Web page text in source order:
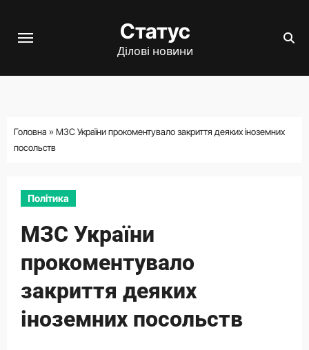
Статус
Ділові новини
Головна » МЗС України прокоментувало закриття деяких іноземних
посольств
Політика
МЗС України
прокоментувало
закриття деяких
іноземних посольств